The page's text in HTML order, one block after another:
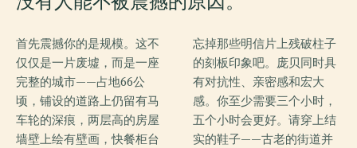
首先震撼你的是规模。这不
仅仅是一片废墟，而是一座
完整的城市——占地66公
顷，铺设的道路上仍留有马
车轮的深痕，两层高的房屋
墙壁上绘有壁画，快餐柜台
忘掉那些明信片上残破柱子
的刻板印象吧。庞贝同时具
有对抗性、亲密感和宏大
感。你至少需要三个小时，
五个小时会更好。请穿上结
实的鞋子——古老的街道并